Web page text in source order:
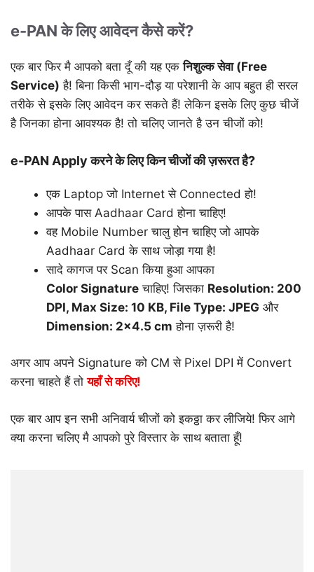
e-PAN के लिए आवेदन कैसे करें?
एक बार फिर मै आपको बता दूँ की यह एकनिशुल्क सेवा (Free
Service) है! बिना किसी भाग-दौड़ या परेशानी के आप बहुत ही सरल
तरीके से इसके लिए आवेदन कर सकते हैं! लेकिन इसके लिए कुछ चीजें
है जिनका होना आवश्यक है! तो चलिए जानते है उन चीजों को!
e-PAN Apply करने के लिए किन चीजों की ज़रूरत है?
एक Laptop जो Internet से Connected हो!
आपके पास Aadhaar Card होना चाहिए!
वह Mobile Number चालु होन चाहिए जो आपके
Aadhaar Card के साथ जोड़ा गया है!
सादे कागज पर Scan किया हुआ आपका
Color Signature चाहिए! जिसका Resolution: 200
DPI, Max Size: 10 KB, File Type: JPEG और
Dimension: 2×4.5 cm होना ज़रूरी है!
अगर आप अपने Signature को CM से Pixel DPI में Convert
करना चाहते हैं तोयहाँ से करिए!
एक बार आप इन सभी अनिवार्य चीजों को इकठ्ठा कर लीजिये! फिर आगे
क्या करना चलिए मै आपको पुरे विस्तार के साथ बताता हूँ!